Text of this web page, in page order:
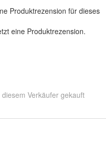
Produktrezension für dieses
eine Produktrezension.
Verkäufer gekauft